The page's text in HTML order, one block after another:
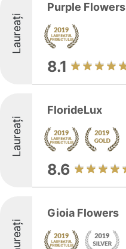
Laureați
Purple Flowers
8.1
Laureați
FlorideLux
8.6
Laureați
Gioia Flowers